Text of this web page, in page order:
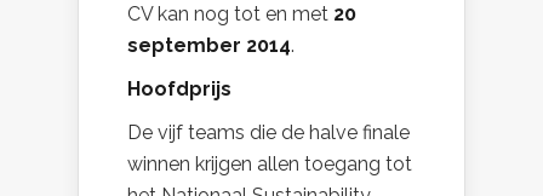
CV kan nog tot en met 20
september 2014.
Hoofdprijs
De vijf teams die de halve finale
winnen krijgen allen toegang tot